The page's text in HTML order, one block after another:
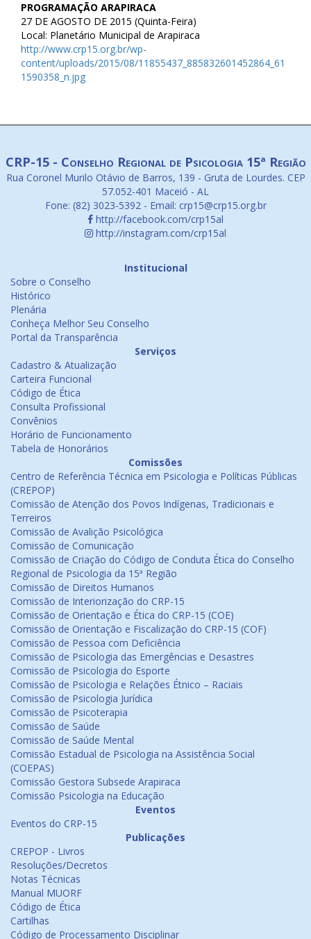
PROGRAMAÇÃO ARAPIRACA
27 DE AGOSTO DE 2015 (Quinta-Feira)
Local: Planetário Municipal de Arapiraca
http://www.crp15.org.br/wp-
content/uploads/2015/08/11855437_885832601452864_61
1590358_n.jpg
CRP-15 - Conselho Regional de Psicologia 15ª Região
Rua Coronel Murilo Otávio de Barros, 139 - Gruta de Lourdes. CEP
57.052-401 Maceió - AL
Fone: (82) 3023-5392 - Email: crp15@crp15.org.br
http://facebook.com/crp15al
http://instagram.com/crp15al
Institucional
Sobre o Conselho
Histórico
Plenária
Conheça Melhor Seu Conselho
Portal da Transparência
Serviços
Cadastro & Atualização
Carteira Funcional
Código de Ética
Consulta Profissional
Convênios
Horário de Funcionamento
Tabela de Honorários
Comissões
Centro de Referência Técnica em Psicologia e Políticas Públicas
(CREPOP)
Comissão de Atenção dos Povos Indígenas, Tradicionais e
Terreiros
Comissão de Avalição Psicológica
Comissão de Comunicação
Comissão de Criação do Código de Conduta Ética do Conselho
Regional de Psicologia da 15ª Região
Comissão de Direitos Humanos
Comissão de Interiorização do CRP-15
Comissão de Orientação e Ética do CRP-15 (COE)
Comissão de Orientação e Fiscalização do CRP-15 (COF)
Comissão de Pessoa com Deficiência
Comissão de Psicologia das Emergências e Desastres
Comissão de Psicologia do Esporte
Comissão de Psicologia e Relações Étnico – Raciais
Comissão de Psicologia Jurídica
Comissão de Psicoterapia
Comissão de Saúde
Comissão de Saúde Mental
Comissão Estadual de Psicologia na Assistência Social
(COEPAS)
Comissão Gestora Subsede Arapiraca
Comissão Psicologia na Educação
Eventos
Eventos do CRP-15
Publicações
CREPOP - Livros
Resoluções/Decretos
Notas Técnicas
Manual MUORF
Código de Ética
Cartilhas
Código de Processamento Disciplinar